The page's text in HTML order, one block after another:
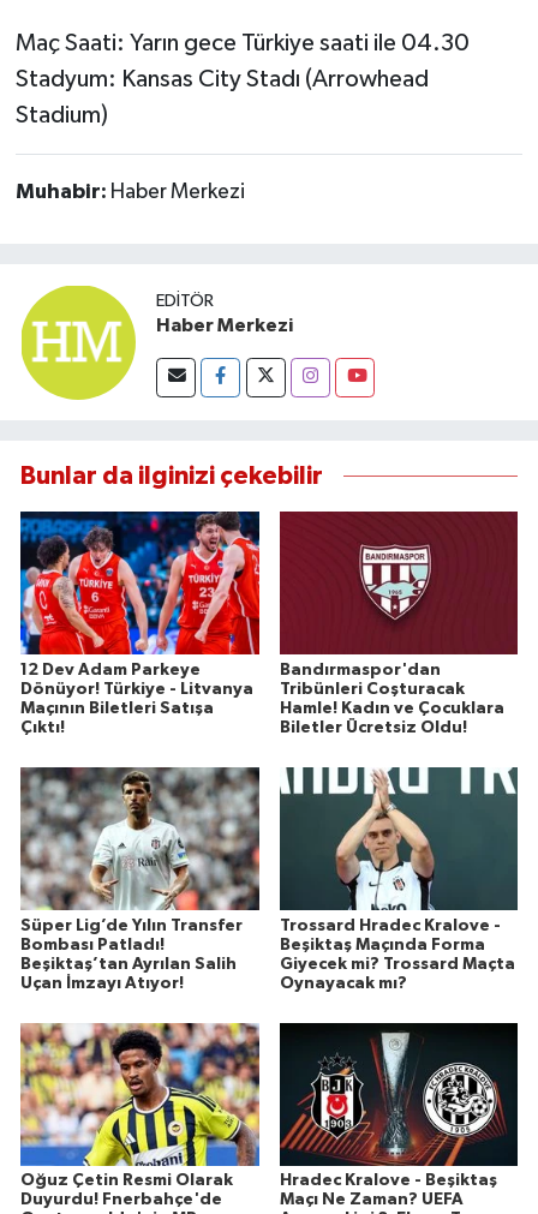
Maç Saati: Yarın gece Türkiye saati ile 04.30
Stadyum: Kansas City Stadı (Arrowhead
Stadium)
Muhabir: Haber Merkezi
EDITÖR
Haber Merkezi
Bunlar da ilginizi çekebilir
12 Dev Adam Parkeye
Dönüyor! Türkiye - Litvanya
Maçının Biletleri Satışa
Çıktı!
Bandırmaspor'dan
Tribünleri Coşturacak
Hamle! Kadın ve Çocuklara
Biletler Ücretsiz Oldu!
Süper Lig’de Yılın Transfer
Bombası Patladı!
Beşiktaş’tan Ayrılan Salih
Uçan İmzayı Atıyor!
Trossard Hradec Kralove -
Beşiktaş Maçında Forma
Giyecek mi? Trossard Maçta
Oynayacak mı?
Oğuz Çetin Resmi Olarak
Duyurdu! Fnerbahçe'de
Hradec Kralove - Beşiktaş
Maçı Ne Zaman? UEFA